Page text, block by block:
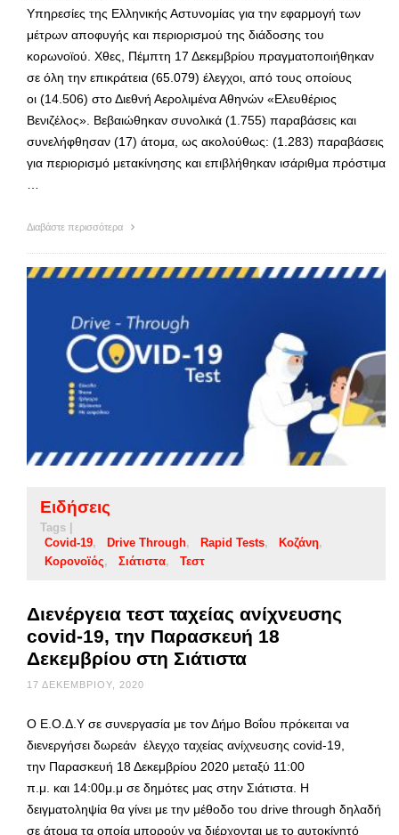
Υπηρεσίες της Ελληνικής Αστυνομίας για την εφαρμογή των
μέτρων αποφυγής και περιορισμού της διάδοσης του
κορωνοϊού. Χθες, Πέμπτη 17 Δεκεμβρίου πραγματοποιήθηκαν
σε όλη την επικράτεια (65.079) έλεγχοι, από τους οποίους
οι (14.506) στο Διεθνή Αερολιμένα Αθηνών «Ελευθέριος
Βενιζέλος». Βεβαιώθηκαν συνολικά (1.755) παραβάσεις και
συνελήφθησαν (17) άτομα, ως ακολούθως: (1.283) παραβάσεις
για περιορισμό μετακίνησης και επιβλήθηκαν ισάριθμα πρόστιμα
Διαβάστε περισσότερα
Ειδήσεις
Tags |
Covid-19
Drive Through Rapid Tests
Κοζάνη
Κορονοϊός
Σιάτιστα Τεστ
Διενέργεια τεστ ταχείας ανίχνευσης
covid-19, την Παρασκευή 18
Δεκεμβρίου στη Σιάτιστα
17 ΔΕΚΕΜΒΡΊΟΥ, 2020
Ο Ε.Ο.Δ.Υ σε συνεργασία με τον Δήμο Βοΐου πρόκειται να
διενεργήσει δωρεάν έλεγχο ταχείας ανίχνευσης covid-19,
την Παρασκευή 18 Δεκεμβρίου 2020 μεταξύ 11:00
π.μ. και 14:00μ.μ σε δημότες μας στην Σιάτιστα. Η
δειγματοληψία θα γίνει με την μέθοδο του drive through δηλαδή
σε άτομα τα οποία μπορούν να διέρχονται με το αυτοκίνητό